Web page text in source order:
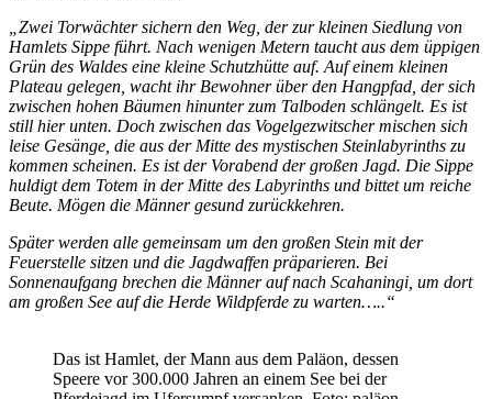
„Zwei Torwächter sichern den Weg, der zur kleinen Siedlung von
Hamlets Sippe führt. Nach wenigen Metern taucht aus dem üppigen
Grün des Waldes eine kleine Schutzhütte auf. Auf einem kleinen
Plateau gelegen, wacht ihr Bewohner über den Hangpfad, der sich
zwischen hohen Bäumen hinunter zum Talboden schlängelt. Es ist
still hier unten. Doch zwischen das Vogelgezwitscher mischen sich
leise Gesänge, die aus der Mitte des mystischen Steinlabyrinths zu
kommen scheinen. Es ist der Vorabend der großen Jagd. Die Sippe
huldigt dem Totem in der Mitte des Labyrinths und bittet um reiche
Beute. Mögen die Männer gesund zurückkehren.
Später werden alle gemeinsam um den großen Stein mit der
Feuerstelle sitzen und die Jagdwaffen präparieren. Bei
Sonnenaufgang brechen die Männer auf nach Scahaningi, um dort
am großen See auf die Herde Wildpferde zu warten…..“
Das ist Hamlet, der Mann aus dem Paläon, dessen
Speere vor 300.000 Jahren an einem See bei der